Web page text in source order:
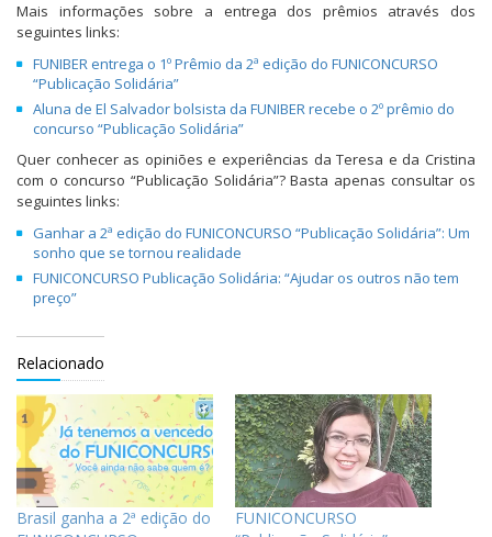
Mais informações sobre a entrega dos prêmios através dos
seguintes links:
FUNIBER entrega o 1º Prêmio da 2ª edição do FUNICONCURSO
“Publicação Solidária”
Aluna de El Salvador bolsista da FUNIBER recebe o 2º prêmio do
concurso “Publicação Solidária”
Quer conhecer as opiniões e experiências da Teresa e da Cristina
com o concurso “Publicação Solidária”? Basta apenas consultar os
seguintes links:
Ganhar a 2ª edição do FUNICONCURSO “Publicação Solidária”: Um
sonho que se tornou realidade
FUNICONCURSO Publicação Solidária: “Ajudar os outros não tem
preço”
Relacionado
Brasil ganha a 2ª edição do
FUNICONCURSO